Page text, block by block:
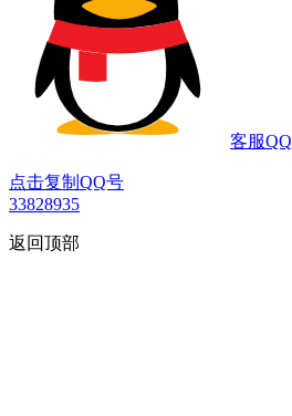
客服QQ
点击复制QQ号
33828935
返回顶部